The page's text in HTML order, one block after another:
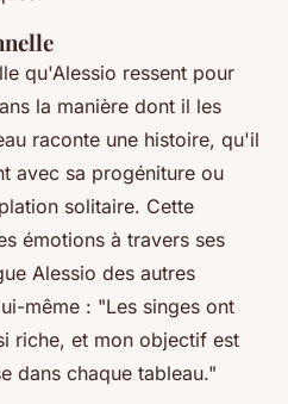
qu'Alessio ressent pour
la manière dont il les
raconte une histoire, qu'il
avec sa progéniture ou
solitaire. Cette
émotions à travers ses
Alessio des autres
même : "Les singes ont
riche, et mon objectif est
dans chaque tableau."